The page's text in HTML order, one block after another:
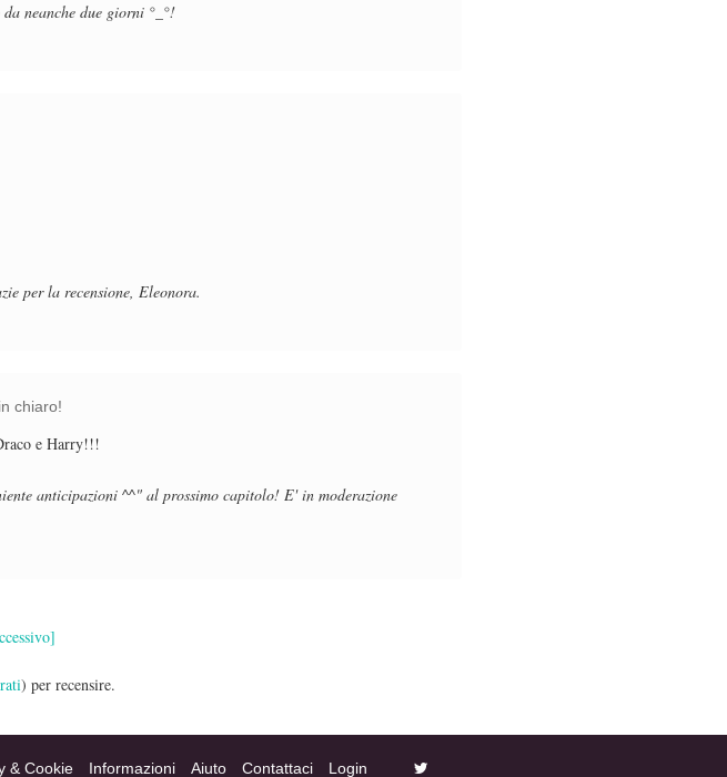
neanche due giorni °_°!
per la recensione, Eleonora.
chiaro!
e Harry!!!
anticipazioni ^^" al prossimo capitolo! E' in moderazione
) per recensire.
& Cookie Informazioni Aiuto Contattaci Login